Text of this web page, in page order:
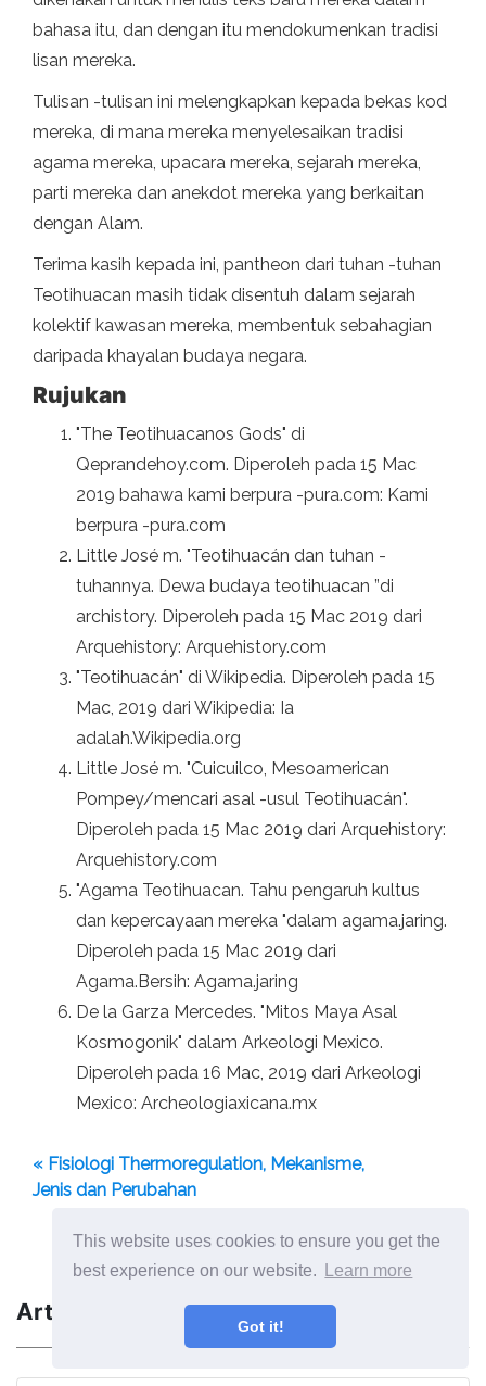
This website uses cookies to ensure you get the
best experience on our website.
Learn more
Got it!
bahasa itu, dan dengan itu mendokumenkan tradisi
lisan mereka.
Tulisan -tulisan ini melengkapkan kepada bekas kod
mereka, di mana mereka menyelesaikan tradisi
agama mereka, upacara mereka, sejarah mereka,
parti mereka dan anekdot mereka yang berkaitan
dengan Alam.
Terima kasih kepada ini, pantheon dari tuhan -tuhan
Teotihuacan masih tidak disentuh dalam sejarah
kolektif kawasan mereka, membentuk sebahagian
daripada khayalan budaya negara.
Rujukan
"The Teotihuacanos Gods" di
Qeprandehoy.com. Diperoleh pada 15 Mac
2019 bahawa kami berpura -pura.com: Kami
berpura -pura.com
Little José m. "Teotihuacán dan tuhan -
tuhannya. Dewa budaya teotihuacan ”di
archistory. Diperoleh pada 15 Mac 2019 dari
Arquehistory: Arquehistory.com
"Teotihuacán" di Wikipedia. Diperoleh pada 15
Mac, 2019 dari Wikipedia: Ia
adalah.Wikipedia.org
Little José m. "Cuicuilco, Mesoamerican
Pompey/mencari asal -usul Teotihuacán".
Diperoleh pada 15 Mac 2019 dari Arquehistory:
Arquehistory.com
"Agama Teotihuacan. Tahu pengaruh kultus
dan kepercayaan mereka "dalam agama.jaring.
Diperoleh pada 15 Mac 2019 dari
Agama.Bersih: Agama.jaring
De la Garza Mercedes. "Mitos Maya Asal
Kosmogonik" dalam Arkeologi Mexico.
Diperoleh pada 16 Mac, 2019 dari Arkeologi
Mexico: Archeologiaxicana.mx
« Fisiologi Thermoregulation, Mekanisme,
Jenis dan Perubahan
wakil »
Artikel Terbaik